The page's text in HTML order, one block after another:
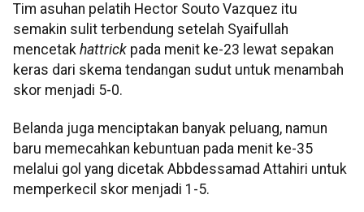
Tim asuhan pelatih Hector Souto Vazquez itu
semakin sulit terbendung setelah Syaifullah
mencetak hattrick pada menit ke-23 lewat sepakan
keras dari skema tendangan sudut untuk menambah
skor menjadi 5-0.
Belanda juga menciptakan banyak peluang, namun
baru memecahkan kebuntuan pada menit ke-35
melalui gol yang dicetak Abbdessamad Attahiri untuk
memperkecil skor menjadi 1-5.